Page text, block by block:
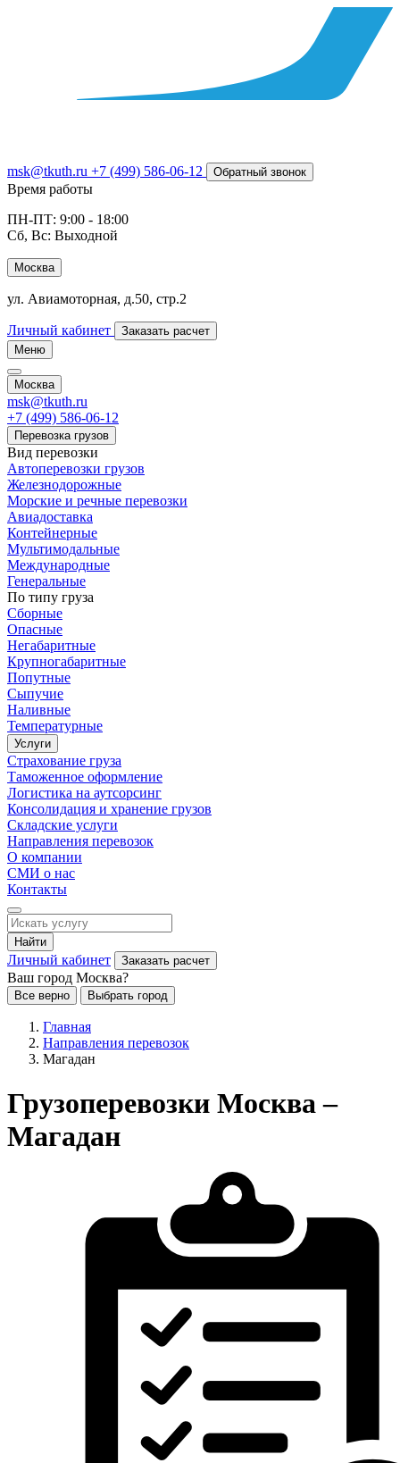
msk@tkuth.ru +7 (499) 586-06-12 Обратный звонок
Время работы
ПН-ПТ: 9:00 - 18:00
Сб, Вс: Выходной
Москва
ул. Авиамоторная, д.50, стр.2
Личный кабинет
Заказать расчет
Меню
Москва
msk@tkuth.ru
+7 (499) 586-06-12
Перевозка грузов
Вид перевозки
Автоперевозки грузов
Железнодорожные
Морские и речные перевозки
Авиадоставка
Контейнерные
Мультимодальные
Международные
Генеральные
По типу груза
Сборные
Опасные
Негабаритные
Крупногабаритные
Попутные
Сыпучие
Наливные
Температурные
Услуги
Страхование груза
Таможенное оформление
Логистика на аутсорсинг
Консолидация и хранение грузов
Складские услуги
Направления перевозок
О компании
СМИ о нас
Контакты
Найти
Личный кабинет Заказать расчет
Ваш город Москва?
Все верно Выбрать город
Главная
Направления перевозок
Магадан
Грузоперевозки Москва –
Магадан